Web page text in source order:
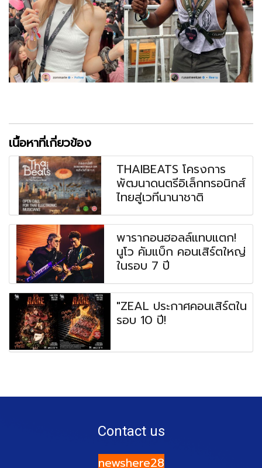
เนื้อหาที่เกี่ยวข้อง
THAIBEATS โครงการ
พัฒนาดนตรีอิเล็กทรอนิกส์
ไทยสู่เวทีนานาชาติ
พารากอนฮอลล์แทบแตก!
นูโว คัมแบ็ก คอนเสิร์ตใหญ่
ในรอบ 7 ปี
"ZEAL ประกาศคอนเสิร์ตใน
รอบ 10 ปี!
Contact us
newshere28